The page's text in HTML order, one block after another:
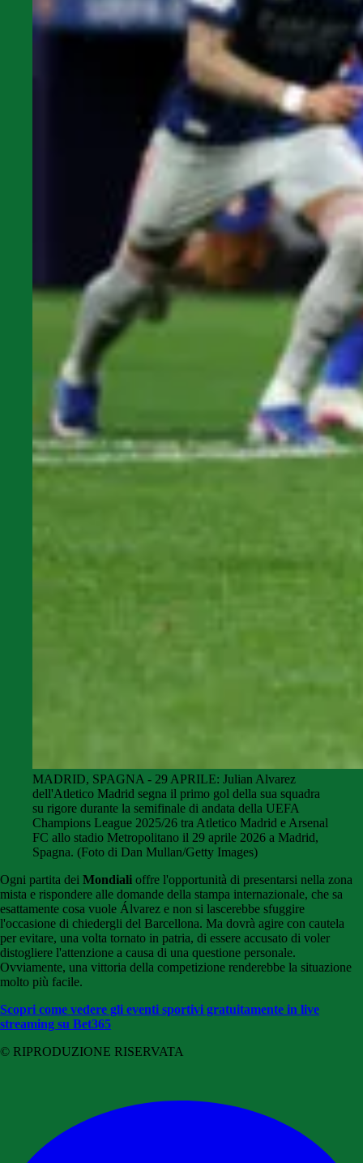
MADRID, SPAGNA - 29 APRILE: Julian Alvarez
dell'Atletico Madrid segna il primo gol della sua squadra
su rigore durante la semifinale di andata della UEFA
Champions League 2025/26 tra Atletico Madrid e Arsenal
FC allo stadio Metropolitano il 29 aprile 2026 a Madrid,
Spagna. (Foto di Dan Mullan/Getty Images)
Ogni partita dei Mondiali offre l'opportunità di presentarsi nella zona
mista e rispondere alle domande della stampa internazionale, che sa
esattamente cosa vuole Álvarez e non si lascerebbe sfuggire
l'occasione di chiedergli del Barcellona. Ma dovrà agire con cautela
per evitare, una volta tornato in patria, di essere accusato di voler
distogliere l'attenzione a causa di una questione personale.
Ovviamente, una vittoria della competizione renderebbe la situazione
molto più facile.
Scopri come vedere gli eventi sportivi gratuitamente in live
streaming su Bet365
© RIPRODUZIONE RISERVATA